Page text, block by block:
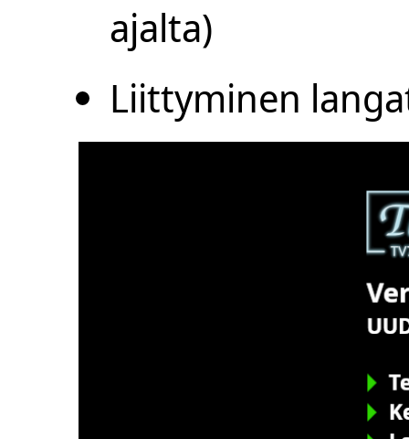
ajalta)
Liittyminen